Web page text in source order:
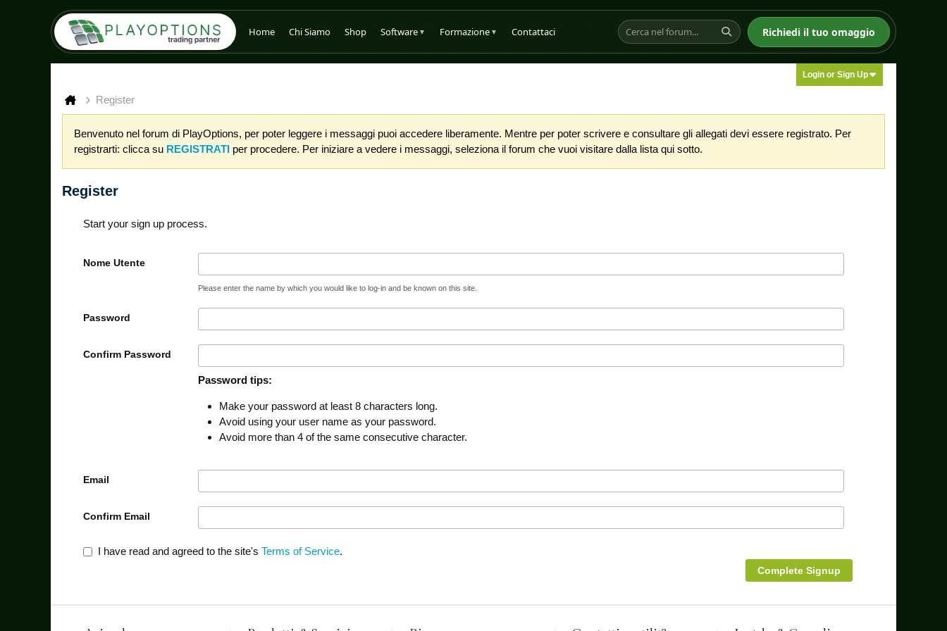
Home Chi Siamo Shop Software ▼ Formazione ▼ Contattaci Richiedi il tuo omaggio
Login or Sign Up
Register
Benvenuto nel forum di PlayOptions, per poter leggere i messaggi puoi accedere liberamente. Mentre per poter scrivere e consultare gli allegati devi essere registrato. Per
registrarti: clicca su REGISTRATI per procedere. Per iniziare a vedere i messaggi, seleziona il forum che vuoi visitare dalla lista qui sotto.
Register
Start your sign up process.
Nome Utente
Please enter the name by which you would like to log-in and be known on this site.
Password
Confirm Password
Password tips:
Make your password at least 8 characters long.
Avoid using your user name as your password.
Avoid more than 4 of the same consecutive character.
Email
Confirm Email
I have read and agreed to the site's Terms of Service.
Complete Signup